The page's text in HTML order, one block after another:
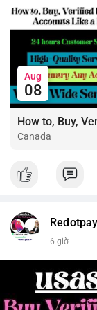
Quản trị vốn chặt
khoản cho mỗi vị
#shortnear #near1
Aug
08
Canada
6 giờ